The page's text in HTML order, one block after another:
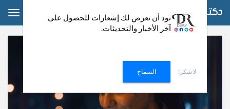
دكتور دعم
نود أن نعرض لك إشعارات للحصول على
آخر الأخبار والتحديثات.
لا شكرا السماح